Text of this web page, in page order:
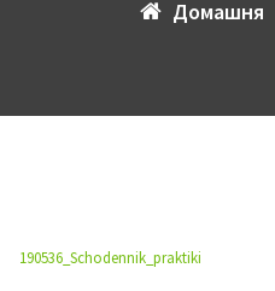
Домашня
190536_Schodennik_praktiki